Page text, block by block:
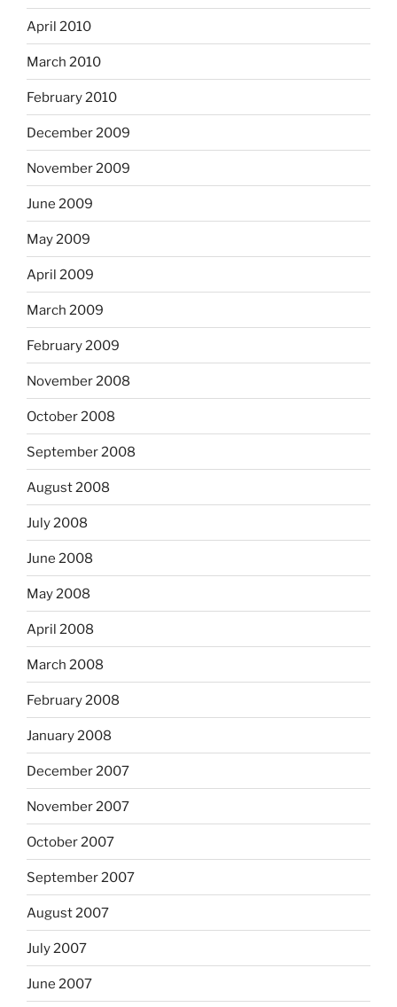
April 2010
March 2010
February 2010
December 2009
November 2009
June 2009
May 2009
April 2009
March 2009
February 2009
November 2008
October 2008
September 2008
August 2008
July 2008
June 2008
May 2008
April 2008
March 2008
February 2008
January 2008
December 2007
November 2007
October 2007
September 2007
August 2007
July 2007
June 2007